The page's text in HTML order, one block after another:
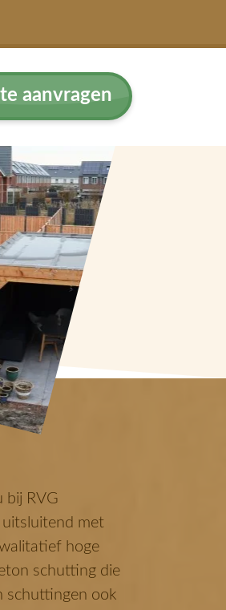
aanvragen
bij RVG
uitsluitend met
hoge
schutting die
schuttingen ook